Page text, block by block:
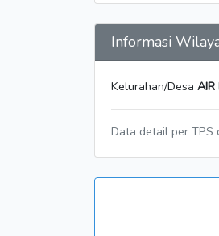
Informasi
Kelurahan/Desa AIR
Data detail per TPS